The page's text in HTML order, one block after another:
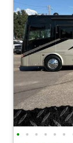
• • • • • •